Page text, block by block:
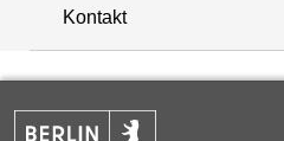
Summenparameter
Vor-Ort-Parameter
+
−
Kontakt